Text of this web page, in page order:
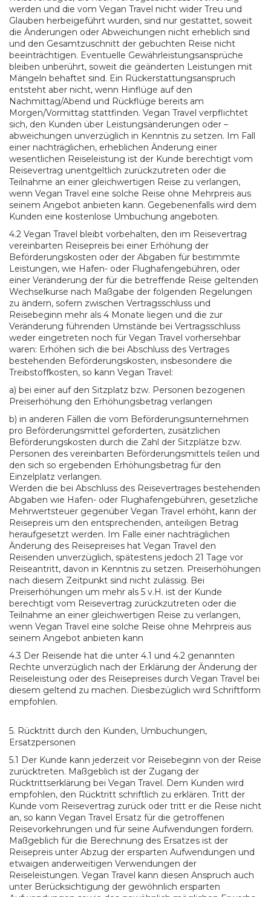
werden und die vom Vegan Travel nicht wider Treu und
Glauben herbeigeführt wurden, sind nur gestattet, soweit
die Änderungen oder Abweichungen nicht erheblich sind
und den Gesamtzuschnitt der gebuchten Reise nicht
beeinträchtigen. Eventuelle Gewährleistungsansprüche
bleiben unberührt, soweit die geänderten Leistungen mit
Mängeln behaftet sind. Ein Rückerstattungsanspruch
entsteht aber nicht, wenn Hinflüge auf den
Nachmittag/Abend und Rückflüge bereits am
Morgen/Vormittag stattfinden. Vegan Travel verpflichtet
sich, den Kunden über Leistungsänderungen oder –
abweichungen unverzüglich in Kenntnis zu setzen. Im Fall
einer nachträglichen, erheblichen Änderung einer
wesentlichen Reiseleistung ist der Kunde berechtigt vom
Reisevertrag unentgeltlich zurückzutreten oder die
Teilnahme an einer gleichwertigen Reise zu verlangen,
wenn Vegan Travel eine solche Reise ohne Mehrpreis aus
seinem Angebot anbieten kann. Gegebenenfalls wird dem
Kunden eine kostenlose Umbuchung angeboten.
4.2 Vegan Travel bleibt vorbehalten, den im Reisevertrag
vereinbarten Reisepreis bei einer Erhöhung der
Beförderungskosten oder der Abgaben für bestimmte
Leistungen, wie Hafen- oder Flughafengebühren, oder
einer Veränderung der für die betreffende Reise geltenden
Wechselkurse nach Maßgabe der folgenden Regelungen
zu ändern, sofern zwischen Vertragsschluss und
Reisebeginn mehr als 4 Monate liegen und die zur
Veränderung führenden Umstände bei Vertragsschluss
weder eingetreten noch für Vegan Travel vorhersehbar
waren: Erhöhen sich die bei Abschluss des Vertrages
bestehenden Beförderungskosten, insbesondere die
Treibstoffkosten, so kann Vegan Travel:
a) bei einer auf den Sitzplatz bzw. Personen bezogenen
Preiserhöhung den Erhöhungsbetrag verlangen
b) in anderen Fällen die vom Beförderungsunternehmen
pro Beförderungsmittel geforderten, zusätzlichen
Beförderungskosten durch die Zahl der Sitzplätze bzw.
Personen des vereinbarten Beförderungsmittels teilen und
den sich so ergebenden Erhöhungsbetrag für den
Einzelplatz verlangen.
Werden die bei Abschluss des Reisevertrages bestehenden
Abgaben wie Hafen- oder Flughafengebühren, gesetzliche
Mehrwertsteuer gegenüber Vegan Travel erhöht, kann der
Reisepreis um den entsprechenden, anteiligen Betrag
heraufgesetzt werden. Im Falle einer nachträglichen
Änderung des Reisepreises hat Vegan Travel den
Reisenden unverzüglich, spätestens jedoch 21 Tage vor
Reiseantritt, davon in Kenntnis zu setzen. Preiserhöhungen
nach diesem Zeitpunkt sind nicht zulässig. Bei
Preiserhöhungen um mehr als 5 v.H. ist der Kunde
berechtigt vom Reisevertrag zurückzutreten oder die
Teilnahme an einer gleichwertigen Reise zu verlangen,
wenn Vegan Travel eine solche Reise ohne Mehrpreis aus
seinem Angebot anbieten kann
4.3 Der Reisende hat die unter 4.1 und 4.2 genannten
Rechte unverzüglich nach der Erklärung der Änderung der
Reiseleistung oder des Reisepreises durch Vegan Travel bei
diesem geltend zu machen. Diesbezüglich wird Schriftform
empfohlen.
5. Rücktritt durch den Kunden, Umbuchungen,
Ersatzpersonen
5.1 Der Kunde kann jederzeit vor Reisebeginn von der Reise
zurücktreten. Maßgeblich ist der Zugang der
Rücktrittserklärung bei Vegan Travel. Dem Kunden wird
empfohlen, den Rücktritt schriftlich zu erklären. Tritt der
Kunde vom Reisevertrag zurück oder tritt er die Reise nicht
an, so kann Vegan Travel Ersatz für die getroffenen
Reisevorkehrungen und für seine Aufwendungen fordern.
Maßgeblich für die Berechnung des Ersatzes ist der
Reisepreis unter Abzug der ersparten Aufwendungen und
etwaigen anderweitigen Verwendungen der
Reiseleistungen. Vegan Travel kann diesen Anspruch auch
unter Berücksichtigung der gewöhnlich ersparten